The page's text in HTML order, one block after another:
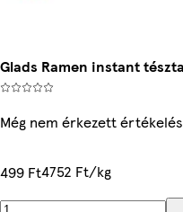
Glads Ramen instant
Még nem érkezett értékelés
499 Ft4752 Ft/kg